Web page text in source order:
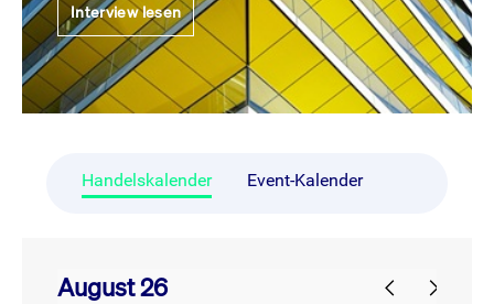
Interview lesen
Handelskalender Event-Kalender
August 26